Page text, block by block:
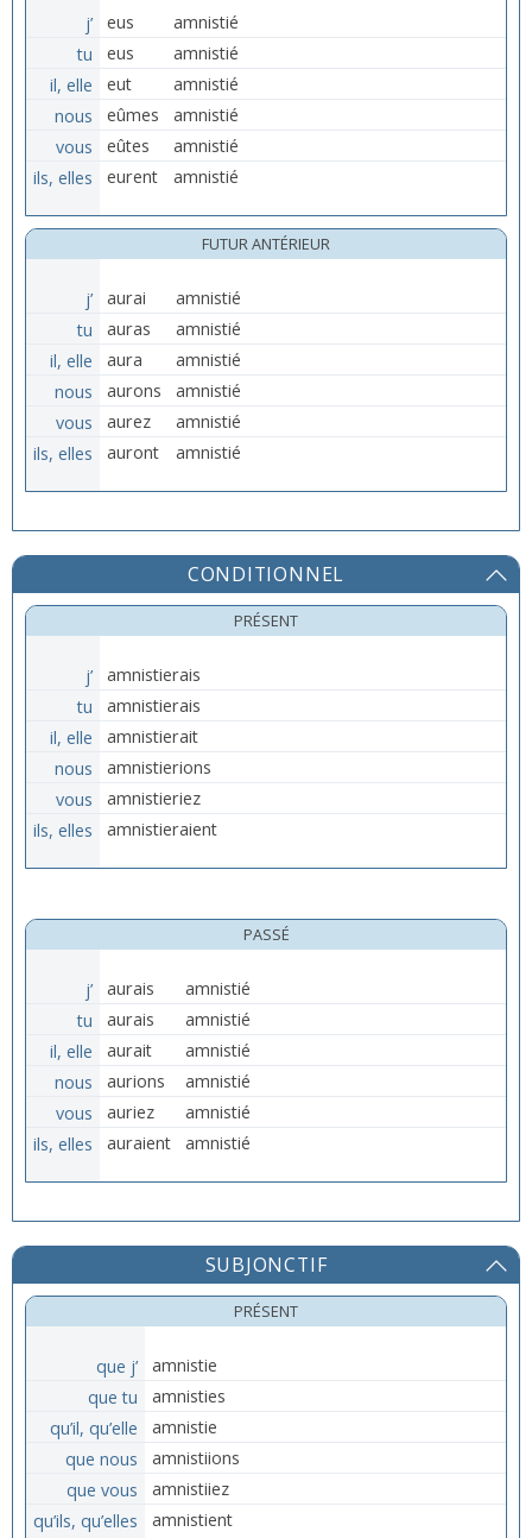
j’ eus
amnistié
tu
eus
amnistié
il, elle
eut
amnistié
nous
eûmes
amnistié
vous
eûtes
amnistié
ils, elles
eurent amnistié
FUTUR ANTÉRIEUR
j’ aurai
amnistié
tu
auras
amnistié
il, elle
aura
amnistié
nous
aurons
amnistié
vous
aurez
amnistié
ils, elles
auront amnistié
CONDITIONNEL
PRÉSENT
j’
amnistierais
tu
amnistierais
il, elle
amnistierait
nous
amnistierions
vous
amnistieriez
ils, elles
amnistieraient
PASSÉ
j’ aurais
amnistié
tu
aurais
amnistié
il, elle
aurait
amnistié
nous
aurions
amnistié
vous
auriez
amnistié
ils, elles
auraient amnistié
SUBJONCTIF
PRÉSENT
que j’
amnistie
que tu
amnisties
qu’il, qu’elle
amnistie
que nous
amnistiions
que vous
amnistiiez
qu’ils, qu’elles
amnistient